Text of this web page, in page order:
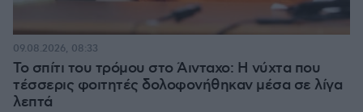
Το σπίτι του τρόμου στο Άινταχο: Η νύχτα που
τέσσερις φοιτητές δολοφονήθηκαν μέσα σε λίγα
λεπτά
09.08.2026, 08:33